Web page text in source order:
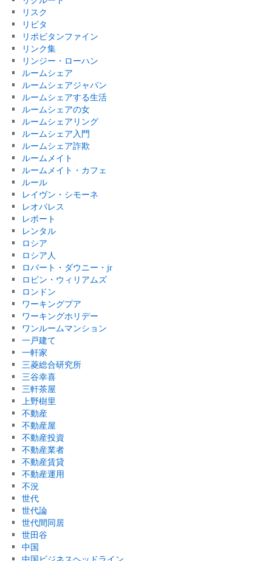
リスク
リビタ
リポビタンファイン
リンク集
リンジー・ローハン
ルームシェア
ルームシェアジャパン
ルームシェアする生活
ルームシェアの女
ルームシェアリング
ルームシェア入門
ルームシェア詐欺
ルームメイト
ルームメイト・カフェ
ルール
レイヴン・シモーネ
レオパレス
レポート
レンタル
ロシア
ロシア人
ロバート・ダウニー・jr
ロビン・ウィリアムズ
ロンドン
ワーキングプア
ワーキングホリデー
ワンルームマンション
一戸建て
一軒家
三菱総合研究所
三谷幸喜
三軒茶屋
上野樹里
不動産
不動産屋
不動産投資
不動産業者
不動産賃貸
不動産運用
不況
世代
世代論
世代間同居
世田谷
中国